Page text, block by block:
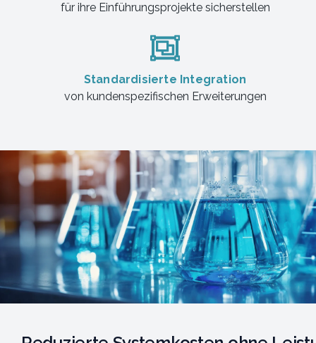
für ihre Einführungsprojekte sicherstellen
Standardisierte Integration
von kundenspezifischen Erweiterungen